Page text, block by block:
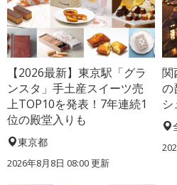
【2026最新】東京駅「グラ
ンスタ」手土産スイーツ売
上TOP10を発表！7年連続1
位の殿堂入りも
東京都
2026年8月8日 08:00更新
関
の
シ